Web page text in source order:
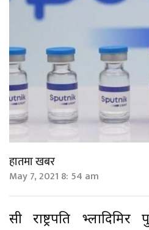
हातमा खबर
May 7, 2021 8: 54 am
रुसी राष्ट्रपति